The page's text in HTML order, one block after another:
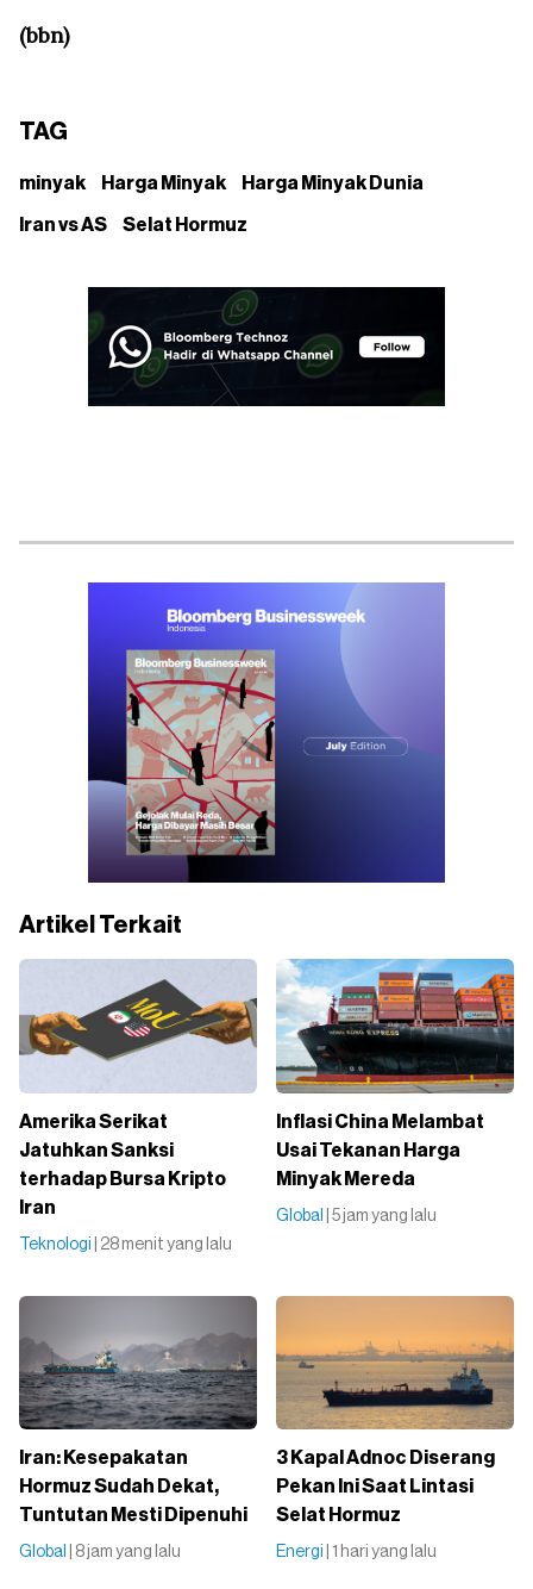
(bbn)
TAG
minyak Harga Minyak Harga Minyak Dunia
Iran vs AS Selat Hormuz
Artikel Terkait
Amerika Serikat
Jatuhkan Sanksi
terhadap Bursa Kripto
Iran
Teknologi | 28 menit yang lalu
Inflasi China Melambat
Usai Tekanan Harga
Minyak Mereda
Global | 5 jam yang lalu
Iran: Kesepakatan
Hormuz Sudah Dekat,
Tuntutan Mesti Dipenuhi
Global | 8 jam yang lalu
3 Kapal Adnoc Diserang
Pekan Ini Saat Lintasi
Selat Hormuz
Energi | 1 hari yang lalu